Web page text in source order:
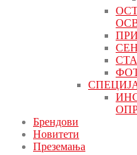
Брендови
Новитети
Преземања